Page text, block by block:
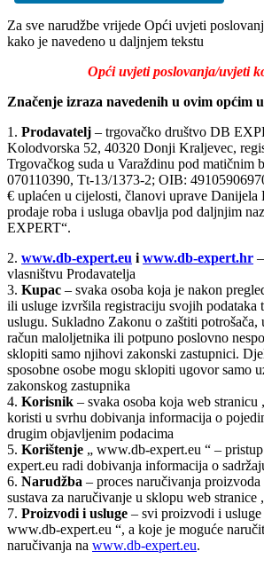
Za sve narudžbe vrijede Opći uvjeti
kako je navedeno u daljnjem tekstu
Opći uvjeti poslovanja/uvjeti
Značenje izraza navedenih u ovim općim
1. Prodavatelj – trgovačko društvo DB
Kolodvorska 52, 40320 Donji Kraljevec,
Trgovačkog suda u Varaždinu pod matičnim
070110390, Tt-13/1373-2; OIB:
€ uplaćen u cijelosti, članovi uprave
prodaje roba i usluga obavlja pod daljnjim
EXPERT“.
2. www.db-expert.eu i www.db-expert.hr
vlasništvu Prodavatelja
3. Kupac – svaka osoba koja je nakon
ili usluge izvršila registraciju svojih podataka
uslugu. Sukladno Zakonu o zaštiti potrošača,
račun maloljetnika ili potpuno poslovno
sklopiti samo njihovi zakonski zastupnici.
sposobne osobe mogu sklopiti ugovor samo
zakonskog zastupnika
4. Korisnik – svaka osoba koja web
koristi u svrhu dobivanja informacija o
drugim objavljenim podacima
5. Korištenje „ www.db-expert.eu “ –
expert.eu radi dobivanja informacija o
6. Narudžba – proces naručivanja
sustava za naručivanje u sklopu web
7. Proizvodi i usluge – svi proizvodi i
www.db-expert.eu “, a koje je moguće
naručivanja na www.db-expert.eu.